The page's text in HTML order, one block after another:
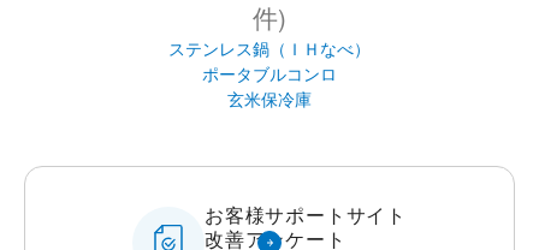
(167件)
加湿器
ふとん乾燥機
空気清浄機
(58
件)